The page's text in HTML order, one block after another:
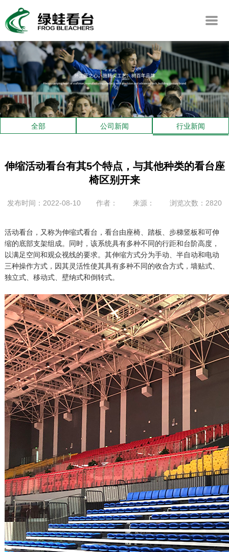
全部 公司新闻 行业新闻
伸缩活动看台有其5个特点，与其他种类的看台座
椅区别开来
发布时间：2022-08-10 作者： 来源： 浏览次数：2820
活动看台，又称为伸缩式看台，看台由座椅、踏板、步梯竖板和可伸
缩的底部支架组成。同时，该系统具有多种不同的行距和台阶高度，
以满足空间和观众视线的要求。其伸缩方式分为手动、半自动和电动
三种操作方式，因其灵活性使其具有多种不同的收合方式，墙贴式、
独立式、移动式、壁纳式和倒转式。